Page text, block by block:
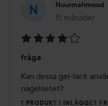
Nuurmahmood
11 månader
Inlägget
4
av
5
fråga
Kan dessa gel-lack
nagelsetet?
1 PRODUKT I INLÄGGET